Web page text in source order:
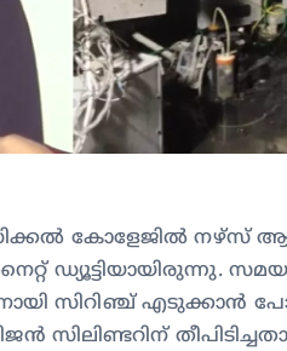
കോളേജില്‍ നഴ്‌സ്
സമയം
സിറിഞ്ച് എടുക്കാന്‍
സിലിണ്ടറിന്